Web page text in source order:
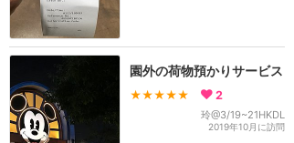
園外の荷物預かりサービス
★★★★★ 2
玲@3/19~21HKDL
2019年10月に訪問